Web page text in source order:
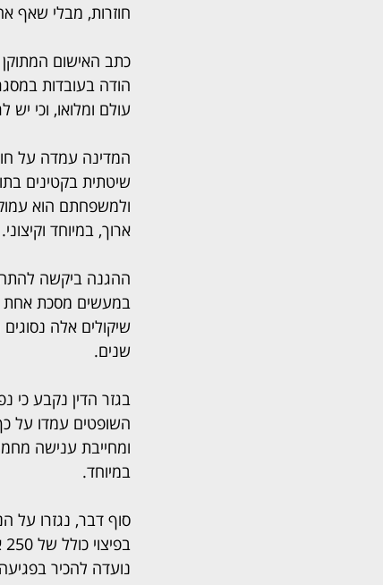
חוזרות, מבלי שאף
כתב האישום
הודה בעובדות
עולם ומלואו, וכי
המדינה עמדה על
שיטתית בקטינים
ולמשפחתם הוא
ארוך, במיוחד וקיצוני.
ההגנה ביקשה
במעשים מסכת אחת
שיקולים אלה
שנים.
בגזר הדין נקבע כי
השופטים עמדו על
ומחייבת ענישה
במיוחד.
נועדה להכיר